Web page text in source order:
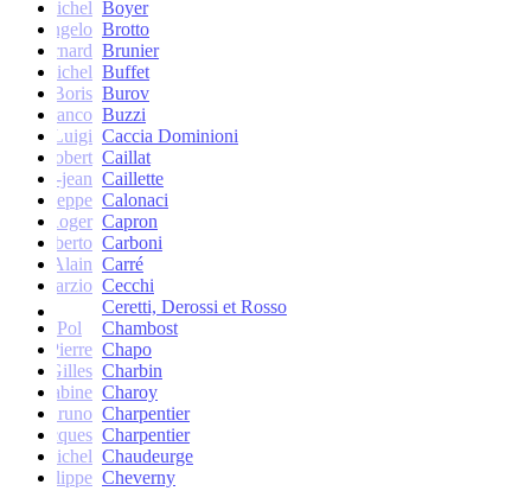
Michel Boyer
Angelo Brotto
Bernard Brunier
Michel Buffet
Boris Burov
Franco Buzzi
Luigi Caccia Dominioni
Robert Caillat
René-jean Caillette
Giuseppe Calonaci
Roger Capron
Erberto Carboni
Alain Carré
Marzio Cecchi
Ceretti, Derossi et Rosso
Pol
Chambost
Pierre Chapo
Gilles Charbin
Sabine Charoy
Bruno Charpentier
Jacques Charpentier
Jean-Michel Chaudeurge
Philippe Cheverny